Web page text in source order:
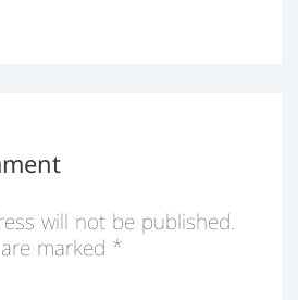
will not be published.
marked *